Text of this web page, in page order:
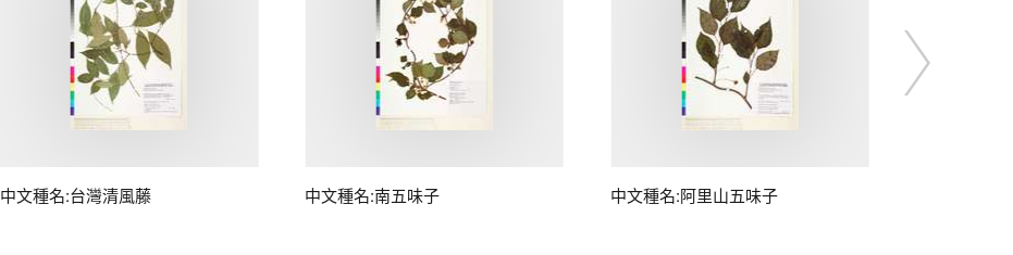
中文種名:台灣清風藤 中文種名:南五味子 中文種名:阿里山五味子